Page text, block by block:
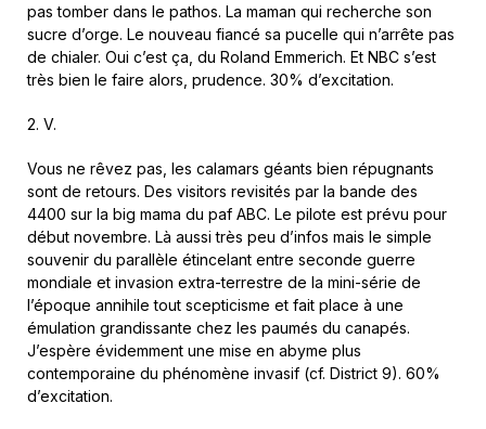
pas tomber dans le pathos. La maman qui recherche son
sucre d’orge. Le nouveau fiancé sa pucelle qui n’arrête pas
de chialer. Oui c’est ça, du Roland Emmerich. Et NBC s’est
très bien le faire alors, prudence. 30% d’excitation.
2. V.
Vous ne rêvez pas, les calamars géants bien répugnants
sont de retours. Des visitors revisités par la bande des
4400 sur la big mama du paf ABC. Le pilote est prévu pour
début novembre. Là aussi très peu d’infos mais le simple
souvenir du parallèle étincelant entre seconde guerre
mondiale et invasion extra-terrestre de la mini-série de
l’époque annihile tout scepticisme et fait place à une
émulation grandissante chez les paumés du canapés.
J’espère évidemment une mise en abyme plus
contemporaine du phénomène invasif (cf. District 9). 60%
d’excitation.